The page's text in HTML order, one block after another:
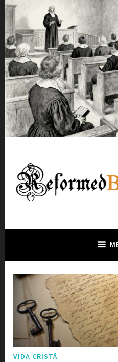
Ir
para
conteúdo
Reviver a piedade
VIDA CRISTÃ